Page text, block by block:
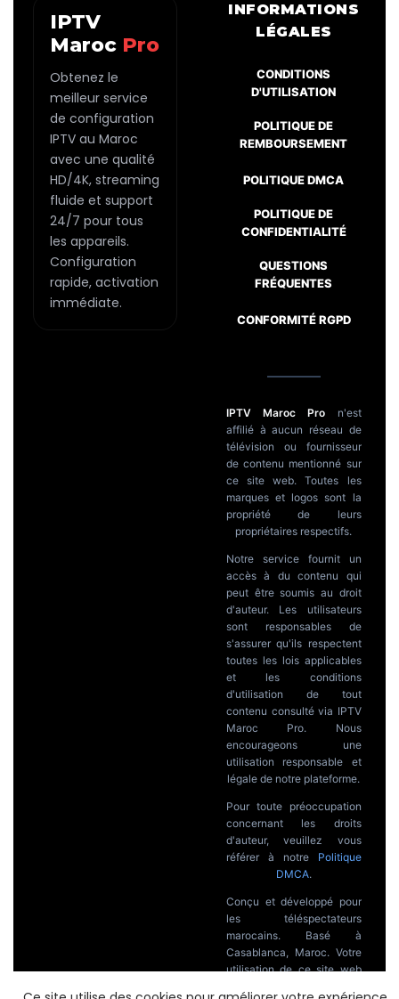
IPTV
Maroc Pro
Obtenez le
meilleur service
de configuration
IPTV au Maroc
avec une qualité
HD/4K, streaming
fluide et support
24/7 pour tous
les appareils.
Configuration
rapide, activation
immédiate.
INFORMATIONS
LÉGALES
CONDITIONS
D'UTILISATION
POLITIQUE DE
REMBOURSEMENT
POLITIQUE DMCA
POLITIQUE DE
CONFIDENTIALITÉ
QUESTIONS
FRÉQUENTES
CONFORMITÉ RGPD
IPTV Maroc Pro n'est
affilié à aucun réseau de
télévision ou fournisseur
de contenu mentionné sur
ce site web. Toutes les
marques et logos sont la
propriété de leurs
propriétaires respectifs.
Notre service fournit un
accès à du contenu qui
peut être soumis au droit
d'auteur. Les utilisateurs
sont responsables de
s'assurer qu'ils respectent
toutes les lois applicables
et les conditions
d'utilisation de tout
contenu consulté via IPTV
Maroc Pro. Nous
encourageons une
utilisation responsable et
légale de notre plateforme.
Pour toute préoccupation
concernant les droits
d'auteur, veuillez vous
référer à notre Politique
DMCA.
Conçu et développé pour
les téléspectateurs
marocains. Basé à
Casablanca, Maroc. Votre
utilisation de ce site web